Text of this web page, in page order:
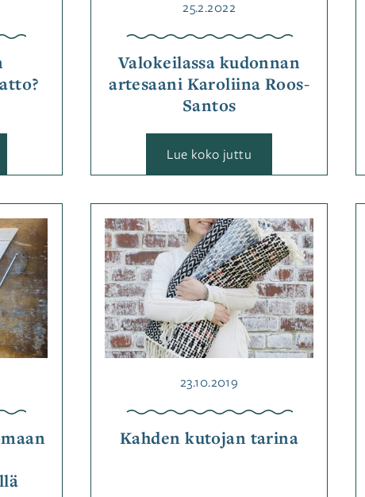
Valokeilassa kudonnan
artesaani Karoliina Roos-
Santos
Julkaistu
25.2.2022
Lue koko juttu
kudonnan
Karoliina
Roos-
Santos
Kahden kutojan tarina
Julkaistu
23.10.2019
Kategoriassa
JututAvainsanat
kudonta